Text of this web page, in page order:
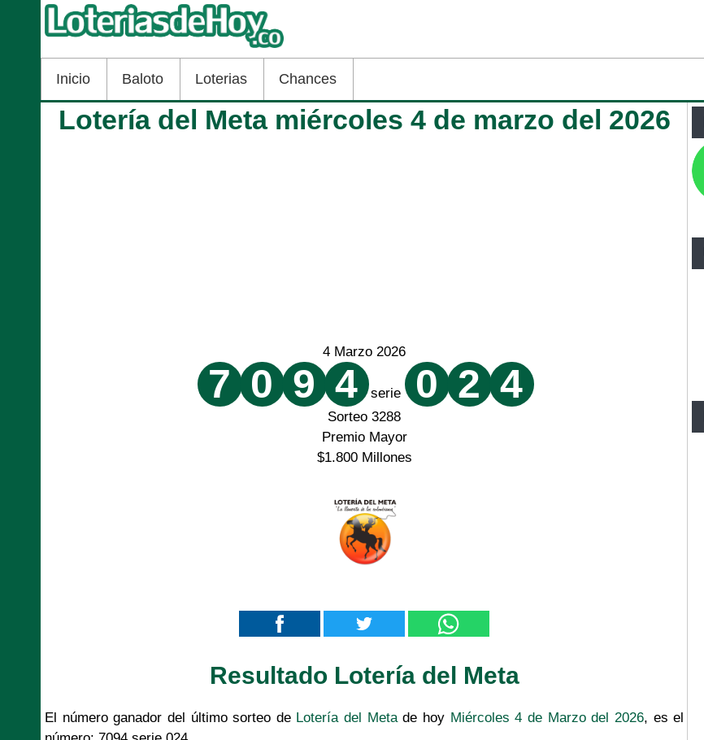
Inicio Baloto Loterias Chances
Lotería del Meta miércoles 4 de marzo del 2026
4 Marzo 2026
7 0 9 4 serie 0 2 4
Sorteo 3288
Premio Mayor
$1.800 Millones
Resultado Lotería del Meta
El número ganador del último sorteo de Lotería del Metade hoy Miércoles 4 de Marzo del 2026, es el